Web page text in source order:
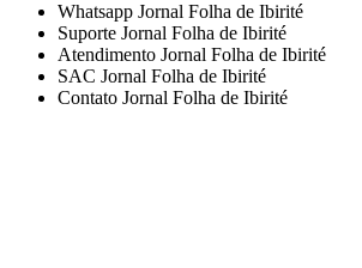
Whatsapp Jornal Folha de Ibirité
Suporte Jornal Folha de Ibirité
Atendimento Jornal Folha de Ibirité
SAC Jornal Folha de Ibirité
Contato Jornal Folha de Ibirité